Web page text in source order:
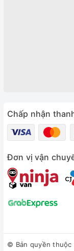
Chấp nhận
Đơn vị vận
© Bản quyền thuộc